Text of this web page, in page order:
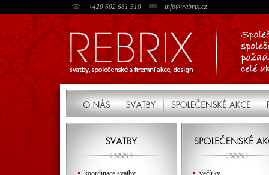
koordinace svatby
večírky
+420 602 681 310 info@rebrix.cz